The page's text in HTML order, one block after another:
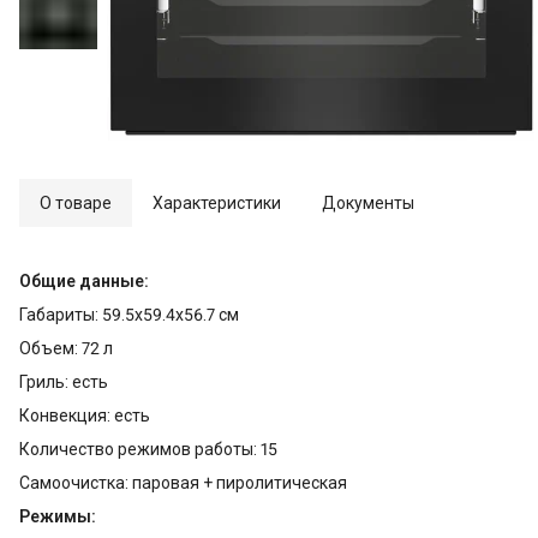
О товаре Характеристики Документы
Общие данные:
Габариты: 59.5x59.4x56.7 см
Объем: 72 л
Гриль: есть
Конвекция: есть
Количество режимов работы: 15
Самоочистка: паровая + пиролитическая
Режимы: